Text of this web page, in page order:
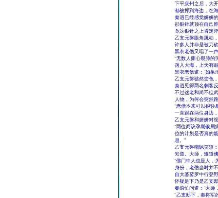
下平庆州之后，大
都被押到海边，在
秦逍已经感觉妍妍
那银针就顶在自己
竟这银针之上肯定
乙支元磐眼角跳动
许多人并非是被刀
黑衣老僧又唱了一
“无数人撕心裂肺的
落入大海，上天有
黑衣老僧道：“如果
乙支元磐骇然变色
秦逍见得两名刺客
不过这老和尚不但
人物，为何会突然
“老僧本来可以很轻
一直跟在两位身边
乙支元磐和妍妍对
“两位商议孕期银屑
位的计划是否真的
息。”
乙支元磐嘲讽笑道
知道。大师，难道
“佛门中人也是人，
身份，老僧当时并
自大婆娑罗中行登
怀疑足下乃是乙支
秦逍忙问道：“大师
“乙支邸下，秦将军